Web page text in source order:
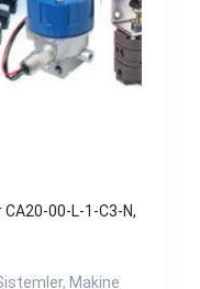
00-L-1-C3-N,
, Makine